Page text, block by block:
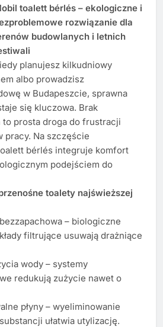
toalett bérlés – ekologiczne i
rozwiązanie dla
budowlanych i letnich
planujesz kilkudniowy
albo prowadzisz
w Budapeszcie, sprawna
się kluczowa. Brak
prosta droga do frustracji
pracy. Na szczęście
bérlés integruje komfort
podejściem do
toalety najświeższej
– biologiczne
filtrujące usuwają drażniące
wody – systemy
redukują zużycie nawet o
płyny – wyeliminowanie
ułatwia utylizację.